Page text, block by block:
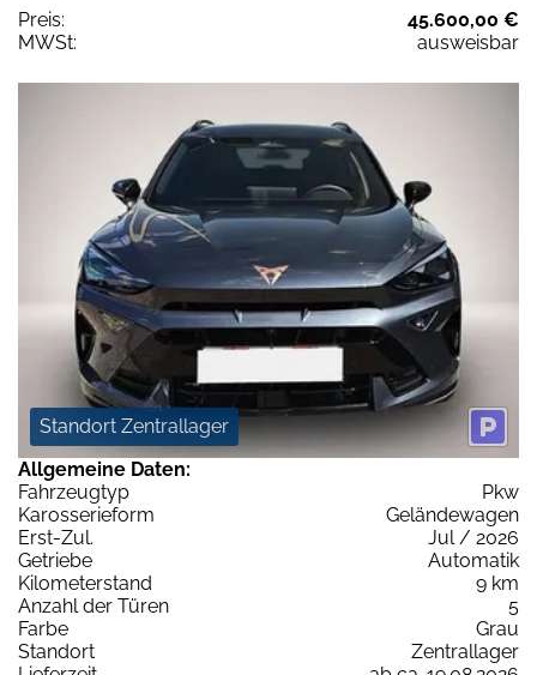
Preis:
45.600,00 €
MWSt:
ausweisbar
Standort Zentrallager
Allgemeine Daten:
Fahrzeugtyp
Pkw
Karosserieform
Geländewagen
Erst-Zul.
Jul / 2026
Getriebe
Automatik
Kilometerstand
9 km
Anzahl der Türen
5
Farbe
Grau
Standort
Zentrallager